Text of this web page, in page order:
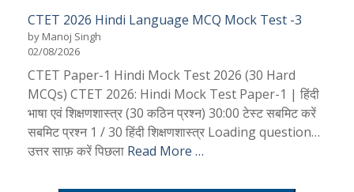
CTET 2026 Hindi Language MCQ Mock Test -3
by Manoj Singh
02/08/2026
CTET Paper-1 Hindi Mock Test 2026 (30 Hard
MCQs) CTET 2026: Hindi Mock Test Paper-1 | हिंदी
भाषा एवं शिक्षणशास्त्र (30 कठिन प्रश्न) 30:00 टेस्ट सबमिट करें
सबमिट प्रश्न 1 / 30 हिंदी शिक्षणशास्त्र Loading question…
उत्तर साफ़ करें पिछला Read More …